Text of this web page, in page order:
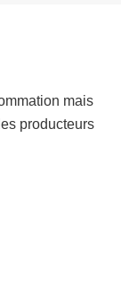
mais
producteurs